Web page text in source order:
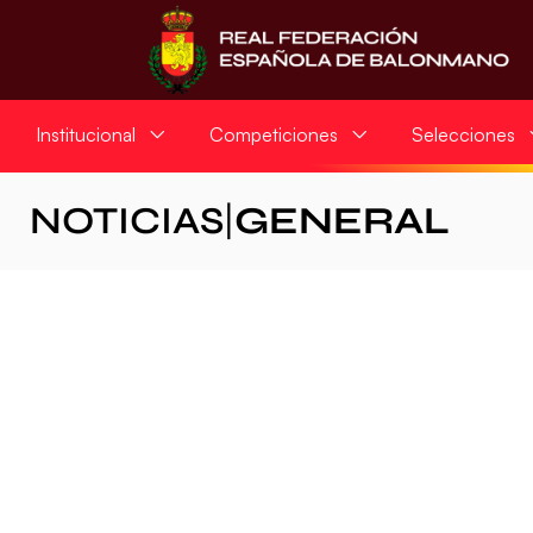
Institucional Competiciones Selecciones
NOTICIAS GENERAL